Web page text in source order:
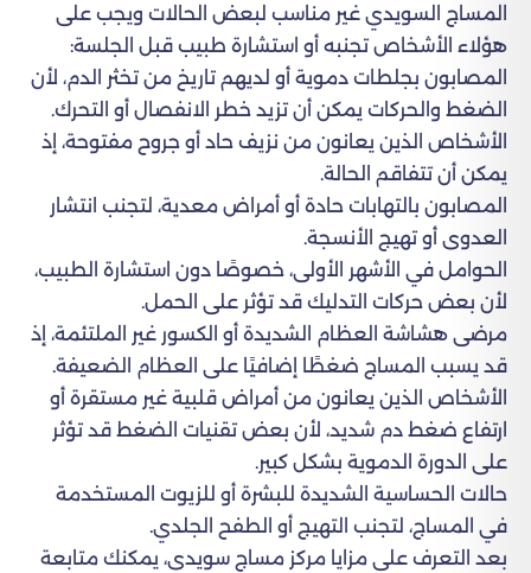
المساج السويدي غير مناسب لبعض الحالات ويجب على
هؤلاء الأشخاص تجنبه أو استشارة طبيب قبل الجلسة:
المصابون بجلطات دموية أو لديهم تاريخ من تخثر الدم، لأن
الضغط والحركات يمكن أن تزيد خطر الانفصال أو التحرك.
الأشخاص الذين يعانون من نزيف حاد أو جروح مفتوحة، إذ
يمكن أن تتفاقم الحالة.
المصابون بالتهابات حادة أو أمراض معدية، لتجنب انتشار
العدوى أو تهيج الأنسجة.
الحوامل في الأشهر الأولى، خصوصًا دون استشارة الطبيب،
لأن بعض حركات التدليك قد تؤثر على الحمل.
مرضى هشاشة العظام الشديدة أو الكسور غير الملتئمة، إذ
قد يسبب المساج ضغطًا إضافيًا على العظام الضعيفة.
الأشخاص الذين يعانون من أمراض قلبية غير مستقرة أو
ارتفاع ضغط دم شديد، لأن بعض تقنيات الضغط قد تؤثر
على الدورة الدموية بشكل كبير.
حالات الحساسية الشديدة للبشرة أو للزيوت المستخدمة
في المساج، لتجنب التهيج أو الطفح الجلدي.
بعد التعرف على مزايا مركز مساج سويدي، يمكنك متابعة